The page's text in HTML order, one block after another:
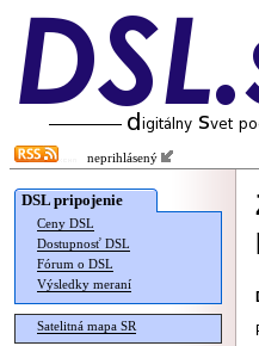
neprihlásený
DSL pripojenie
Ceny DSL
Dostupnosť DSL
Fórum o DSL
Výsledky meraní
Satelitná mapa SR